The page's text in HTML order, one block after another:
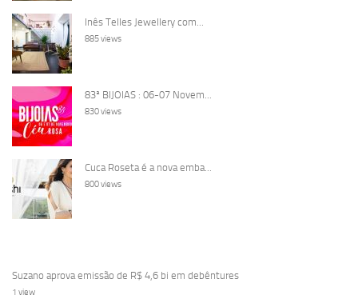
Inês Telles Jewellery com...
885 views
83ª BIJOIAS : 06-07 Novem...
830 views
Cuca Roseta é a nova emba...
800 views
Suzano aprova emissão de R$ 4,6 bi em debêntures
1 view